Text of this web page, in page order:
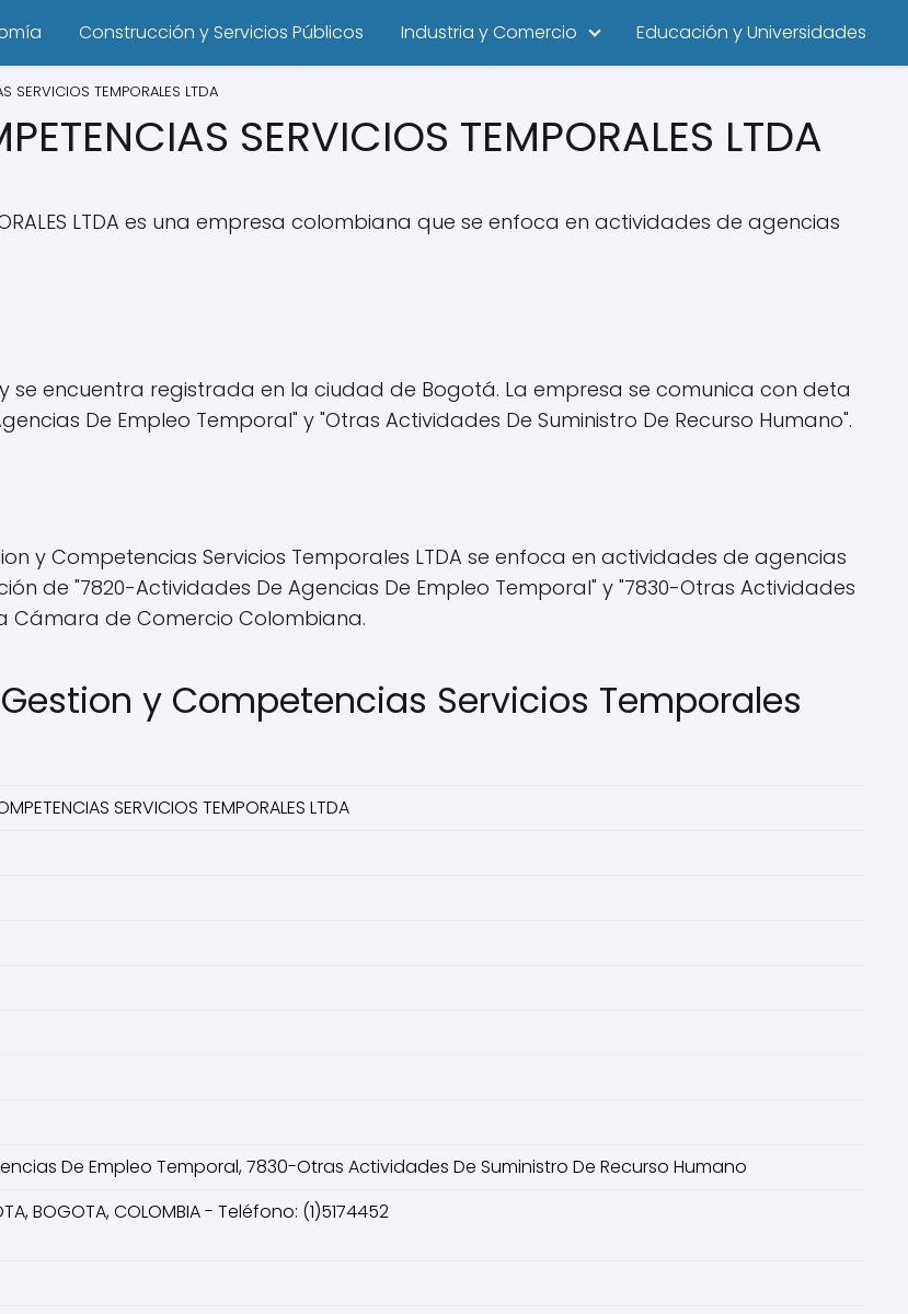
Construcción y Servicios Públicos Industria y Comercio Educación y Universidades
SERVICIOS TEMPORALES LTDA
SERVICIOS TEMPORALES LTDA
LTDA es una empresa colombiana que se enfoca en actividades de agencias
se encuentra registrada en la ciudad de Bogotá. La empresa se comunica con deta
De Empleo Temporal" y "Otras Actividades De Suministro De Recurso Humano".
y Competencias Servicios Temporales LTDA se enfoca en actividades de agencias
de "7820-Actividades De Agencias De Empleo Temporal" y "7830-Otras Actividades
Cámara de Comercio Colombiana.
y Competencias Servicios Temporales
SERVICIOS TEMPORALES LTDA
De Empleo Temporal, 7830-Otras Actividades De Suministro De Recurso Humano
BOGOTA, COLOMBIA - Teléfono: (1)5174452